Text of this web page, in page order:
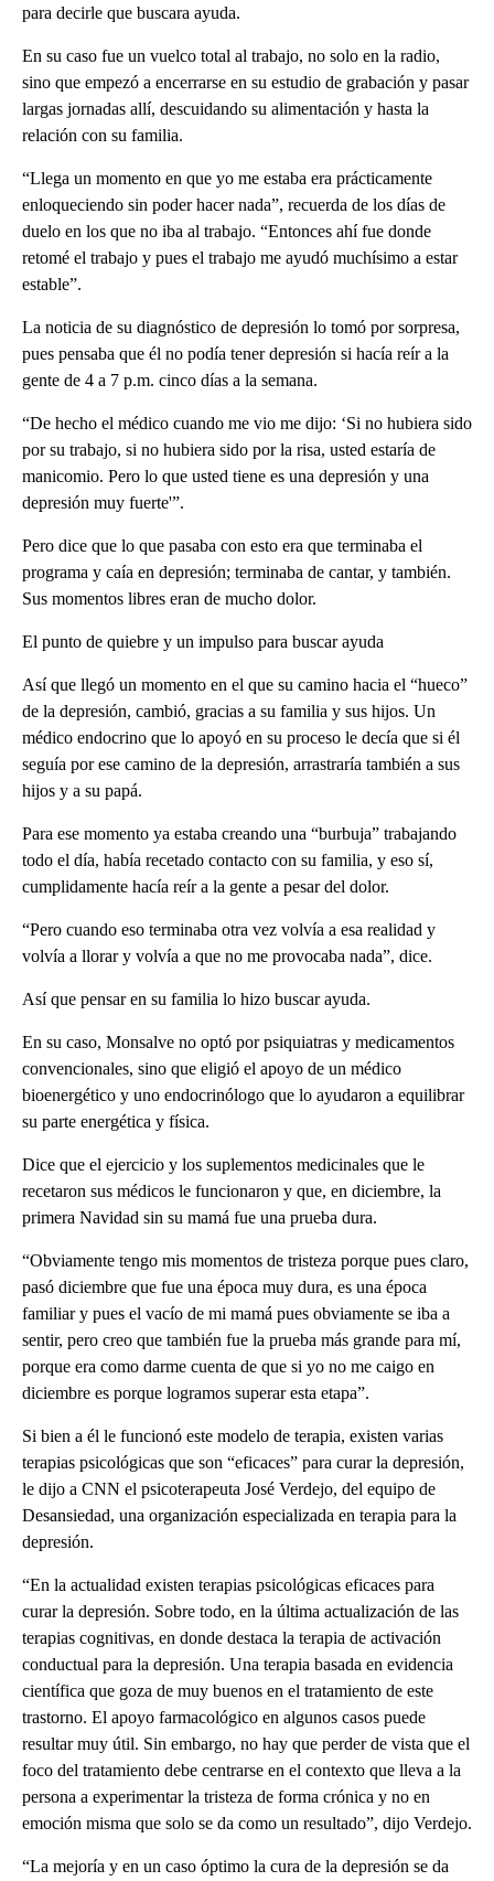
para decirle que buscara ayuda.
En su caso fue un vuelco total al trabajo, no solo en la radio,
sino que empezó a encerrarse en su estudio de grabación y pasar
largas jornadas allí, descuidando su alimentación y hasta la
relación con su familia.
“Llega un momento en que yo me estaba era prácticamente
enloqueciendo sin poder hacer nada”, recuerda de los días de
duelo en los que no iba al trabajo. “Entonces ahí fue donde
retomé el trabajo y pues el trabajo me ayudó muchísimo a estar
estable”.
La noticia de su diagnóstico de depresión lo tomó por sorpresa,
pues pensaba que él no podía tener depresión si hacía reír a la
gente de 4 a 7 p.m. cinco días a la semana.
“De hecho el médico cuando me vio me dijo: ‘Si no hubiera sido
por su trabajo, si no hubiera sido por la risa, usted estaría de
manicomio. Pero lo que usted tiene es una depresión y una
depresión muy fuerte'”.
Pero dice que lo que pasaba con esto era que terminaba el
programa y caía en depresión; terminaba de cantar, y también.
Sus momentos libres eran de mucho dolor.
El punto de quiebre y un impulso para buscar ayuda
Así que llegó un momento en el que su camino hacia el “hueco”
de la depresión, cambió, gracias a su familia y sus hijos. Un
médico endocrino que lo apoyó en su proceso le decía que si él
seguía por ese camino de la depresión, arrastraría también a sus
hijos y a su papá.
Para ese momento ya estaba creando una “burbuja” trabajando
todo el día, había recetado contacto con su familia, y eso sí,
cumplidamente hacía reír a la gente a pesar del dolor.
“Pero cuando eso terminaba otra vez volvía a esa realidad y
volvía a llorar y volvía a que no me provocaba nada”, dice.
Así que pensar en su familia lo hizo buscar ayuda.
En su caso, Monsalve no optó por psiquiatras y medicamentos
convencionales, sino que eligió el apoyo de un médico
bioenergético y uno endocrinólogo que lo ayudaron a equilibrar
su parte energética y física.
Dice que el ejercicio y los suplementos medicinales que le
recetaron sus médicos le funcionaron y que, en diciembre, la
primera Navidad sin su mamá fue una prueba dura.
“Obviamente tengo mis momentos de tristeza porque pues claro,
pasó diciembre que fue una época muy dura, es una época
familiar y pues el vacío de mi mamá pues obviamente se iba a
sentir, pero creo que también fue la prueba más grande para mí,
porque era como darme cuenta de que si yo no me caigo en
diciembre es porque logramos superar esta etapa”.
Si bien a él le funcionó este modelo de terapia, existen varias
terapias psicológicas que son “eficaces” para curar la depresión,
le dijo a CNN el psicoterapeuta José Verdejo, del equipo de
Desansiedad, una organización especializada en terapia para la
depresión.
“En la actualidad existen terapias psicológicas eficaces para
curar la depresión. Sobre todo, en la última actualización de las
terapias cognitivas, en donde destaca la terapia de activación
conductual para la depresión. Una terapia basada en evidencia
científica que goza de muy buenos en el tratamiento de este
trastorno. El apoyo farmacológico en algunos casos puede
resultar muy útil. Sin embargo, no hay que perder de vista que el
foco del tratamiento debe centrarse en el contexto que lleva a la
persona a experimentar la tristeza de forma crónica y no en
emoción misma que solo se da como un resultado”, dijo Verdejo.
“La mejoría y en un caso óptimo la cura de la depresión se da